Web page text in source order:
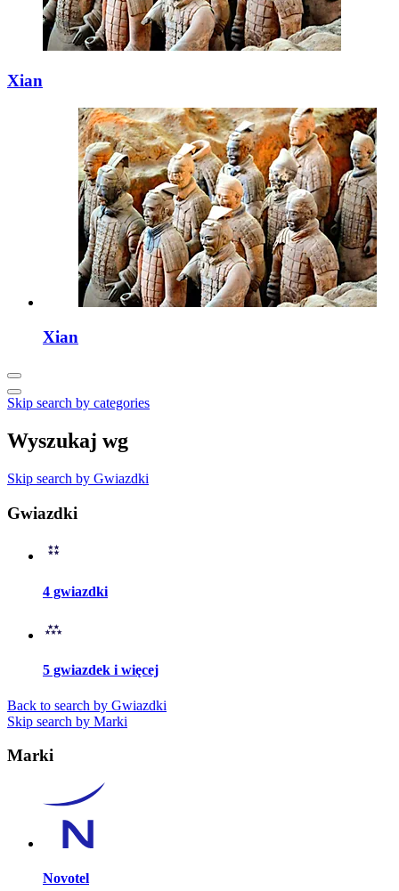
Xian
Xian
Skip search by categories
Wyszukaj wg
Skip search by Gwiazdki
Gwiazdki
4 gwiazdki
5 gwiazdek i więcej
Back to search by Gwiazdki
Skip search by Marki
Marki
Novotel